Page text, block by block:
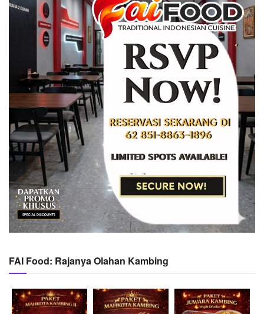
FAI Food: Rajanya Olahan Kambing